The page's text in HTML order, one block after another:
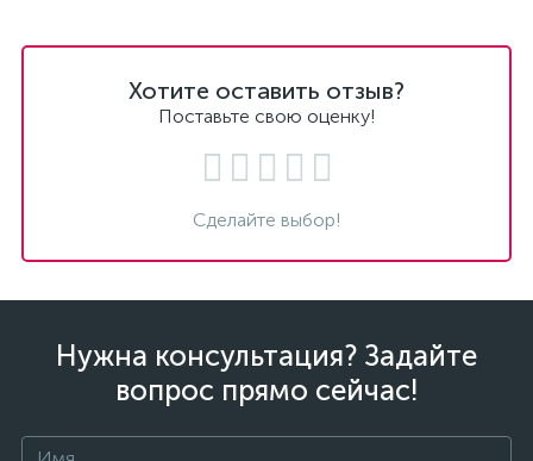
Хотите оставить отзыв?
Поставьте свою оценку!
Сделайте выбор!
Нужна консультация? Задайте
вопрос прямо сейчас!